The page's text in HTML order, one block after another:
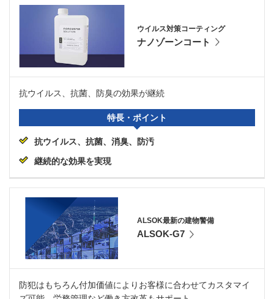
ウイルス対策コーティング
ナノゾーンコート
抗ウイルス、抗菌、防臭の効果が継続
特長・ポイント
抗ウイルス、抗菌、消臭、防汚
継続的な効果を実現
ALSOK最新の建物警備
ALSOK-G7
防犯はもちろん付加価値によりお客様に合わせてカスタマイ